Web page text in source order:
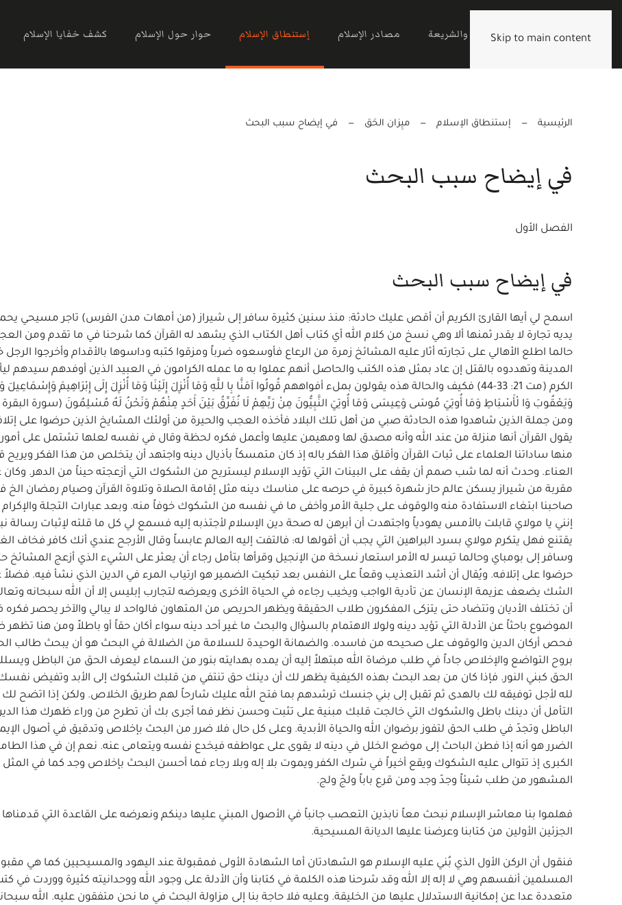
Skip to main content
الرئيسية القرآن والشريعة مصادر الإسلام إستنطاق الإسلام حوار حول الإسلام كشف خفايا الإسلام
الرئيسية إستنطاق الإسلام ميِزان الحَق في إيضاح سبب البحث
في إيضاح سبب البحث
الفصل الأول
في إيضاح سبب البحث
اسمح لي أيها القارئ الكريم أن أقص عليك حادثة: منذ سنين كثيرة سافر إلى شيراز (من أمهات مدن الفرس) تاجر مسيحي
يديه تجارة لا يقدر ثمنها ألا وهي نسخ من كلام الله أي كتاب أهل الكتاب الذي يشهد له القرآن كما شرحنا في ما تقدم ومن
حالما اطلع الأهالي على تجارته أثار عليه المشائخ زمرة من الرعاع فأوسعوه ضرباً ومزقوا كتبه وداسوها بالأقدام وأخرجوا الرجل
المدينة وتهددوه بالقتل إن عاد بمثل هذه الكتب والحاصل أنهم عملوا به ما عمله الكرامون في العبيد الذين أوفدهم سيدهم
الكرم (مت 21: 33-44) فكيف والحالة هذه يقولون بملء أفواههم قُولُوا آمَنَّا بِا للَّهِ وَمَا أُنْزِلَ إِلَيْنَا وَمَا أُنْزِلَ إِلَى إِبْرَاهِيمَ
ومن جملة الذين شاهدوا هذه الحادثة صبي من أهل تلك البلاد فأخذه العجب والحيرة من أولئك المشايخ الذين حرضوا على
يقول القرآن أنها منزلة من عند الله وأنه مصدق لها ومهيمن عليها وأعمل فكره لحظة وقال في نفسه لعلها تشتمل على
منها ساداتنا العلماء على ثبات القرآن وأقلق هذا الفكر باله إذ كان متمسكاً بأذيال دينه واجتهد أن يتخلص من هذا الفكر ويريح
العناء. وحدث أنه لما شب صمم أن يقف على البينات التي تؤيد الإسلام ليستريح من الشكوك التي أزعجته حيناً من الدهر. وكان
مقربة من شيراز يسكن عالم حاز شهرة كبيرة في حرصه على مناسك دينه مثل إقامة الصلاة وتلاوة القرآن وصيام رمضان الخ
صاحبنا ابتغاء الاستفادة منه والوقوف على جلية الأمر وأخفى ما في نفسه من الشكوك خوفاً منه. وبعد عبارات التجلة
إنني يا مولاي قابلت بالأمس يهودياً واجتهدت أن أبرهن له صحة دين الإسلام لأجتذبه إليه فسمع لي كل ما قلته لإثبات رسالة
يقتنع فهل يتكرم مولاي بسرد البراهين التي يجب أن أقولها له: فالتفت إليه العالم عابساً وقال الأرجح عندي أنك كافر فخاف
وسافر إلى بومباي وحالما تيسر له الأمر استعار نسخة من الإنجيل وقرأها بتأمل رجاء أن يعثر على الشيء الذي أزعج المشائخ
حرضوا على إتلافه. ويُقال أن أشد التعذيب وقعاً على النفس بعد تبكيت الضمير هو ارتياب المرء في الدين الذي نشأ فيه.
الشك يضعف عزيمة الإنسان عن تأدية الواجب ويخيب رجاءه في الحياة الأخرى ويعرضه لتجارب إبليس إلا أن الله سبحانه
أن تختلف الأديان وتتضاد حتى يتزكى المفكرون طلاب الحقيقة ويظهر الحريص من المتهاون فالواحد لا يبالي والآخر يحصر فكره
الموضوع باحثاً عن الأدلة التي تؤيد دينه ولولا الاهتمام بالسؤال والبحث ما غير أحد دينه سواء أكان حقاً أو باطلاً ومن هنا تظهر
فحص أركان الدين والوقوف على صحيحه من فاسده. والضمانة الوحيدة للسلامة من الضلالة في البحث هو أن يبحث طالب
بروح التواضع والإخلاص جاداً في طلب مرضاة الله مبتهلاً إليه أن يمده بهدايته بنور من السماء ليعرف الحق من الباطل
الحق كبني النور. فإذا كان من بعد البحث بهذه الكيفية يظهر لك أن دينك حق تنتفي من قلبك الشكوك إلى الأبد وتفيض
لله لأجل توفيقه لك بالهدى ثم تقبل إلى بني جنسك ترشدهم بما فتح الله عليك شارحاً لهم طريق الخلاص. ولكن إذا اتضح
التأمل أن دينك باطل والشكوك التي خالجت قلبك مبنية على تثبت وحسن نظر فما أجرى بك أن تطرح من وراء ظهرك هذا
الباطل وتجدّ في طلب الحق لتفوز برضوان الله والحياة الأبدية. وعلى كل حال فلا ضرر من البحث بإخلاص وتدقيق في أصول
الضرر هو أنه إذا فطن الباحث إلى موضع الخلل في دينه لا يقوى على عواطفه فيخدع نفسه ويتعامى عنه. نعم إن في هذا
الكبرى إذ تتوالى عليه الشكوك ويقع أخيراً في شرك الكفر ويموت بلا إله وبلا رجاء فما أحسن البحث بإخلاص وجد كما في المثل
المشهور من طلب شيئاً وجدّ وجد ومن قرع باباً ولجّ ولج.
فهلموا بنا معاشر الإسلام نبحث معاً نابذين التعصب جانباً في الأصول المبني عليها دينكم ونعرضه على القاعدة التي
الجزئين الأولين من كتابنا وعرضنا عليها الديانة المسيحية.
فنقول أن الركن الأول الذي بُني عليه الإسلام هو الشهادتان أما الشهادة الأولى فمقبولة عند اليهود والمسيحيين كما هي
المسلمين أنفسهم وهي لا إله إلا الله وقد شرحنا هذه الكلمة في كتابنا وأن الأدلة على وجود الله ووحدانيته كثيرة ووردت في
متعددة عدا عن إمكانية الاستدلال عليها من الخليقة. وعليه فلا حاجة بنا إلى مزاولة البحث في ما نحن متفقون عليه. الله